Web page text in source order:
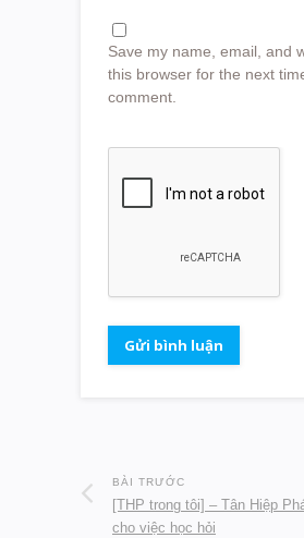
Save my name, email, and
this browser for the next
comment.
BÀI TRƯỚC
[THP trong tôi] – Tân Hiệp
cho việc học hỏi